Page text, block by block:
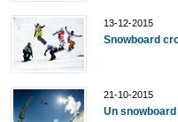
13-12-2015
Snowboard
21-10-2015
Un